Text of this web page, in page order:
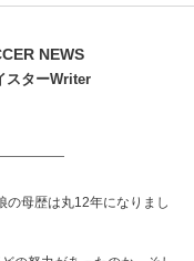
NEWS
スターWriter
母歴は丸12年になりまし